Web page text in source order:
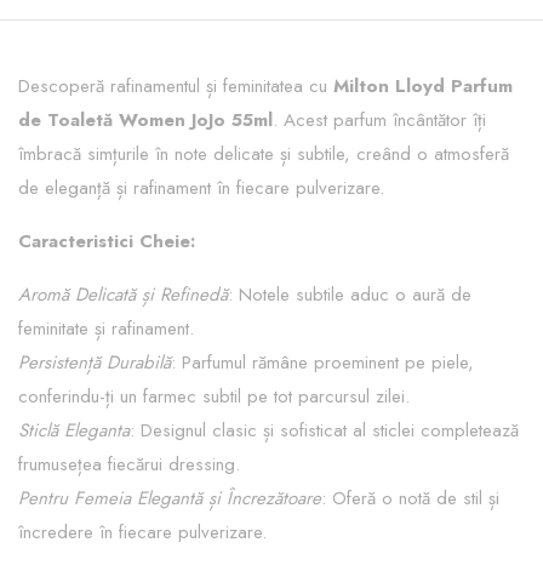
Descoperă rafinamentul și feminitatea cu Milton Lloyd Parfum
de Toaletă Women JoJo 55ml. Acest parfum încântător îți
îmbracă simțurile în note delicate și subtile, creând o atmosferă
de eleganță și rafinament în fiecare pulverizare.
Caracteristici Cheie:
Aromă Delicată și Refinedă: Notele subtile aduc o aură de
feminitate și rafinament.
Persistență Durabilă: Parfumul rămâne proeminent pe piele,
conferindu-ți un farmec subtil pe tot parcursul zilei.
Sticlă Eleganta: Designul clasic și sofisticat al sticlei completează
frumusețea fiecărui dressing.
Pentru Femeia Elegantă și Încrezătoare: Oferă o notă de stil și
încredere în fiecare pulverizare.